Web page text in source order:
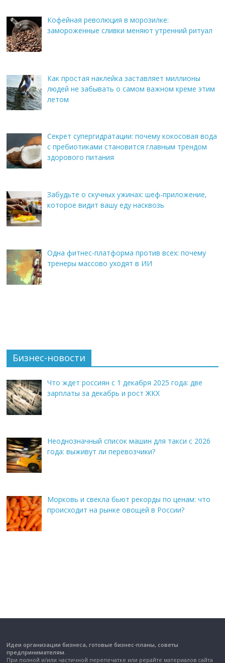
Кофейная революция в морозилке:
замороженные сливки меняют утренний ритуал
Как простая наклейка заставляет миллионы
людей не забывать о самом важном креме этим
летом
Секрет супергидратации: почему кокосовая вода
с пребиотиками становится главным трендом
здорового питания
Забудьте о скучных ужинах: шеф-приложение,
которое видит вашу еду насквозь
Одна фитнес-платформа против всех: почему
тренеры массово уходят в ИИ
Бизнес-новости
Что ждет россиян с 1 декабря 2025 года: две
зарплаты за декабрь и рост ЖКХ
Неоднозначный список машин для такси с 2026
года: выживут ли перевозчики?
Морковь и свекла бьют рекорды по ценам: что
происходит на рынке овощей в России?
Идеи организации бизнеса, готовые бизнес-планы, советы
предпринимателям.
При полной и/или частичной перепечатке или рерайте материалов сайта